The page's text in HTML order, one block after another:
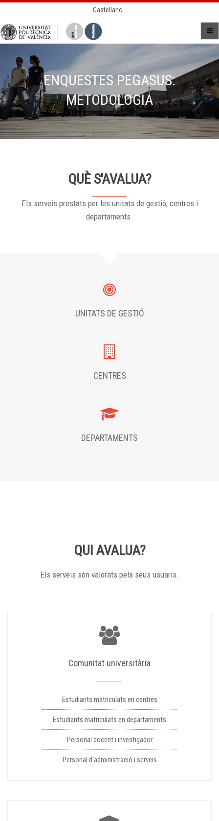
Castellano
ENQUESTES PEGASUS:
METODOLOGIA
QUÈ S'AVALUA?
Els serveis prestats per les unitats de gestió, centres i
departaments.
UNITATS DE GESTIÓ
CENTRES
DEPARTAMENTS
QUI AVALUA?
Els serveis són valorats pels seus usuaris.
Comunitat universitària
Estudiants matriculats en centres
Estudiants matriculats en departaments
Personal docent i investigador
Personal d'administració i serveis